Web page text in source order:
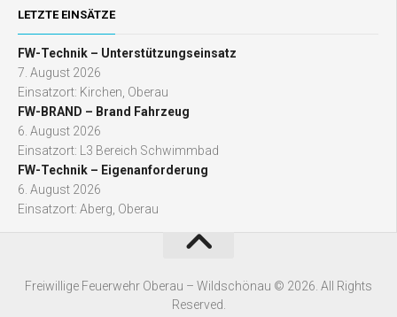
LETZTE EINSÄTZE
FW-Technik – Unterstützungseinsatz
7. August 2026
Einsatzort: Kirchen, Oberau
FW-BRAND – Brand Fahrzeug
6. August 2026
Einsatzort: L3 Bereich Schwimmbad
FW-Technik – Eigenanforderung
6. August 2026
Einsatzort: Aberg, Oberau
Freiwillige Feuerwehr Oberau – Wildschönau © 2026. All Rights
Reserved.